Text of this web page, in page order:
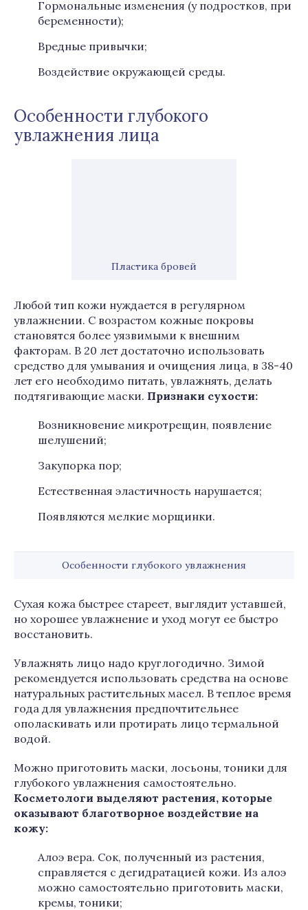
Гормональные изменения (у подростков, при
беременности);
Вредные привычки;
Воздействие окружающей среды.
Особенности глубокого
увлажнения лица
Пластика бровей
Любой тип кожи нуждается в регулярном
увлажнении. С возрастом кожные покровы
становятся более уязвимыми к внешним
факторам. В 20 лет достаточно использовать
средство для умывания и очищения лица, в 38-40
лет его необходимо питать, увлажнять, делать
подтягивающие маски. Признаки сухости:
Возникновение микротрещин, появление
шелушений;
Закупорка пор;
Естественная эластичность нарушается;
Появляются мелкие морщинки.
Особенности глубокого увлажнения
Сухая кожа быстрее стареет, выглядит уставшей,
но хорошее увлажнение и уход могут ее быстро
восстановить.
Увлажнять лицо надо круглогодично. Зимой
рекомендуется использовать средства на основе
натуральных растительных масел. В теплое время
года для увлажнения предпочтительнее
ополаскивать или протирать лицо термальной
водой.
Можно приготовить маски, лосьоны, тоники для
глубокого увлажнения самостоятельно.
Косметологи выделяют растения, которые
оказывают благотворное воздействие на
кожу:
Алоэ вера. Сок, полученный из растения,
справляется с дегидратацией кожи. Из алоэ
можно самостоятельно приготовить маски,
кремы, тоники;